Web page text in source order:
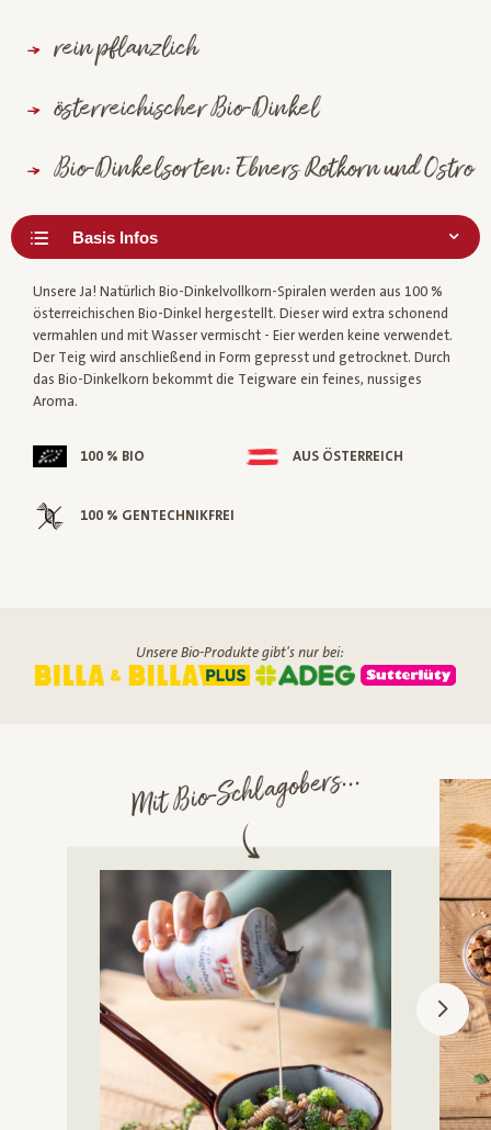
rein pflanzlich
österreichischer Bio-Dinkel
Bio-Dinkelsorten: Ebners Rotkorn und Ostro
Unsere Ja! Natürlich Bio-Dinkelvollkorn-Spiralen werden aus 100 %
österreichischen Bio-Dinkel hergestellt. Dieser wird extra schonend
vermahlen und mit Wasser vermischt - Eier werden keine verwendet.
Der Teig wird anschließend in Form gepresst und getrocknet. Durch
das Bio-Dinkelkorn bekommt die Teigware ein feines, nussiges
Aroma.
100 % BIO AUS ÖSTERREICH
100 % GENTECHNIKFREI
Unsere Bio-Produkte gibt's nur bei:
Mit Bio-Schlagobers...